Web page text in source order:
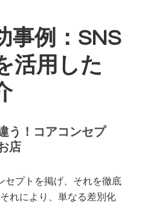
事例：SNS
活用した
う！コアコンセプ
店
セプトを掲げ、それを徹底
れにより、単なる差別化